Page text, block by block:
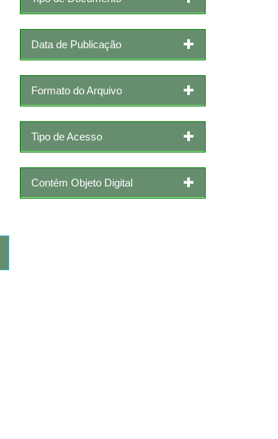
Data de Publicação
Formato do Arquivo
Tipo de Acesso
Contém Objeto Digital